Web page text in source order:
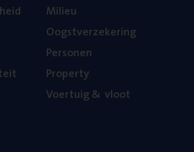
Mili­eu
Oogst­ver­ze­ke­ring
Per­so­nen
Pro­per­ty
Voer­tuig& vloot